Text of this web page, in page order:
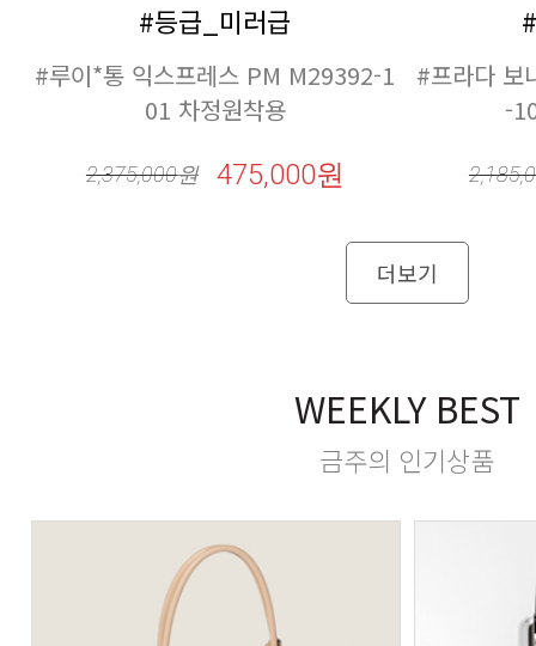
#등급_미러급
01 차정원착용
2,375,000원 475,000원
-
더보기
WEEKLY BEST
금주의 인기상품